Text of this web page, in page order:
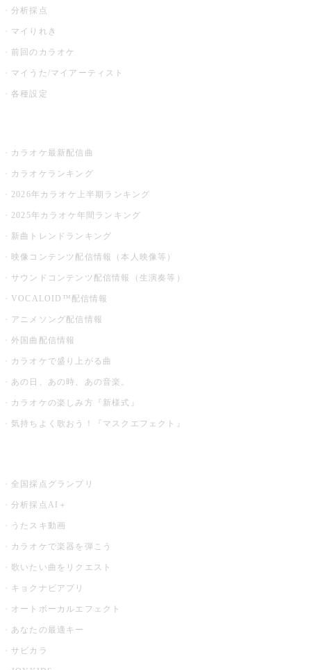
分析採点
マイりれき
前回のカラオケ
マイうた/マイアーティスト
各種設定
カラオケ最新配信曲
カラオケランキング
2026年カラオケ上半期ランキング
2025年カラオケ年間ランキング
新曲トレンドランキング
映像コンテンツ配信情報（本人映像等）
サウンドコンテンツ配信情報（生演奏等）
VOCALOID™配信情報
アニメソング配信情報
外国曲配信情報
カラオケで盛り上がる曲
あの日、あの時、あの音楽。
カラオケの楽しみ方『新様式』
気持ちよく歌おう！『マスクエフェクト』
全国採点グランプリ
分析採点AI＋
うたスキ動画
カラオケで楽器を弾こう
歌いたい曲をリクエスト
キョクナビアプリ
オートボーカルエフェクト
あなたの最適キー
サビカラ